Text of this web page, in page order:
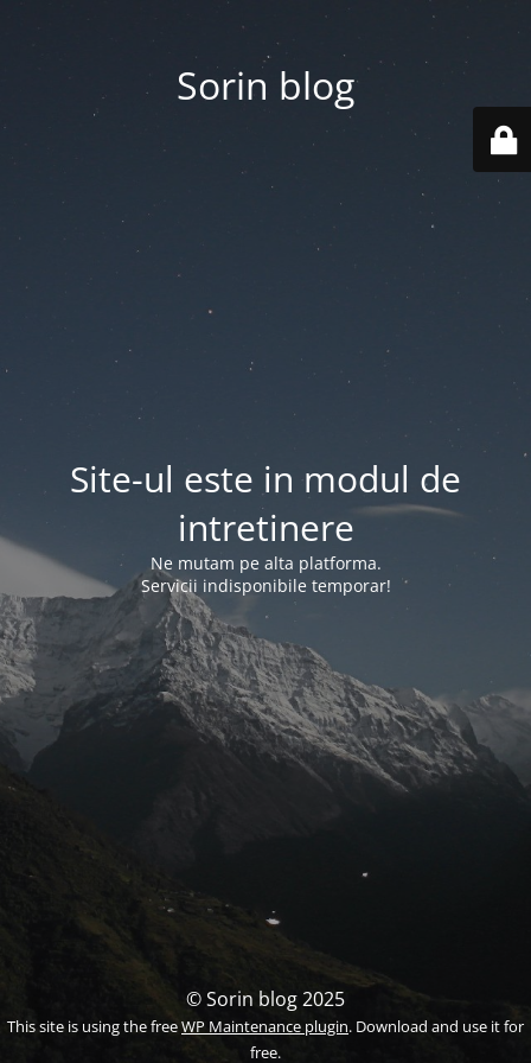
Sorin blog
Site-ul este in modul de
intretinere
Ne mutam pe alta platforma.
Servicii indisponibile temporar!
© Sorin blog 2025
This site is using the freeWP Maintenance plugin. Download and use it for
free.